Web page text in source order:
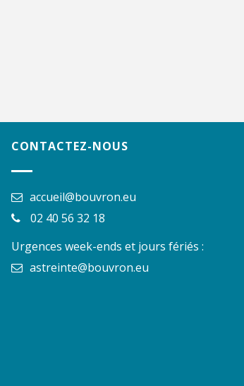
CONTACTEZ-NOUS
accueil@bouvron.eu
02 40 56 32 18
Urgences week-ends et jours fériés :
astreinte@bouvron.eu